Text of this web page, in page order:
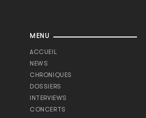
MENU
ACCUEIL
NEWS
CHRONIQUES
DOSSIERS
INTERVIEWS
CONCERTS